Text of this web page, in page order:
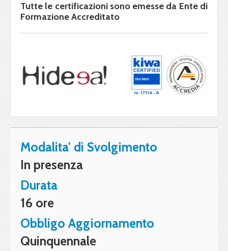
Tutte le certificazioni sono emesse da Ente di
Formazione Accreditato
Modalita' di Svolgimento
In presenza
Durata
16 ore
Obbligo Aggiornamento
Quinquennale